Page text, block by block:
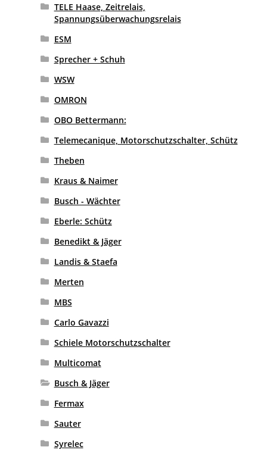
TELE Haase, Zeitrelais,
Spannungsüberwachungsrelais
ESM
Sprecher + Schuh
WSW
OMRON
OBO Bettermann:
Telemecanique, Motorschutzschalter, Schütz
Theben
Kraus & Naimer
Busch - Wächter
Eberle: Schütz
Benedikt & Jäger
Landis & Staefa
Merten
MBS
Carlo Gavazzi
Schiele Motorschutzschalter
Multicomat
Busch & Jäger
Fermax
Sauter
Syrelec